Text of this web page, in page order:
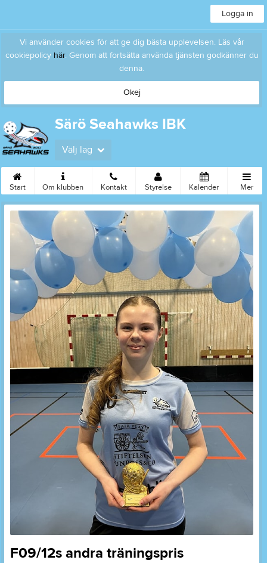
Logga in
Vi använder cookies för att ge dig bästa upplevelsen. Läs vår
cookiepolicy här. Genom att fortsätta använda tjänsten godkänner du
denna.
Okej
Särö Seahawks IBK
Välj lag
Start Om klubben Kontakt Styrelse Kalender Mer
F09/12s andra träningspris